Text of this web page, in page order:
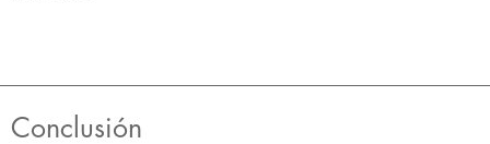
Conclusión